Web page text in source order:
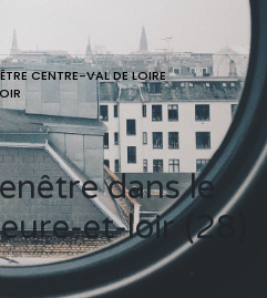
CENTRE-VAL DE LOIRE
et-loir (28)